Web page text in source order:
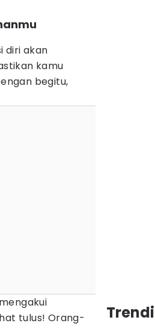
diri akan
kamu
begitu,
tulus! Orang-